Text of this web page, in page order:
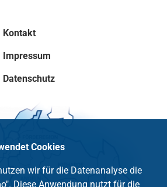
Kontakt
Impressum
Datenschutz
Cookies
wir für die Datenanalyse die
Diese Anwendung nutzt für die